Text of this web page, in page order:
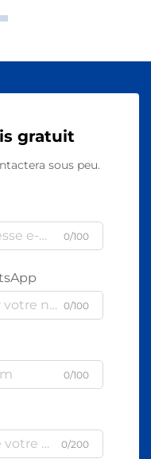
gratuit
sous peu.
0/100
0/100
0/100
0/200